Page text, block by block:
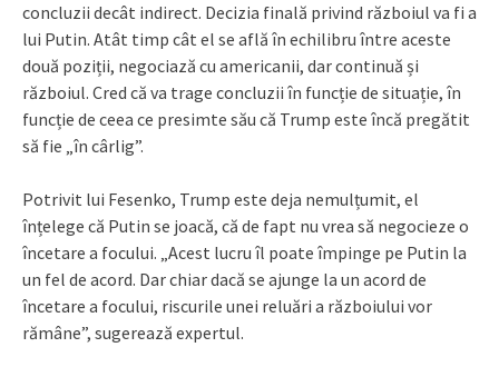
concluzii decât indirect. Decizia finală privind războiul va fi a
lui Putin. Atât timp cât el se află în echilibru între aceste
două poziții, negociază cu americanii, dar continuă și
războiul. Cred că va trage concluzii în funcție de situație, în
funcție de ceea ce presimte său că Trump este încă pregătit
să fie „în cârlig”.
Potrivit lui Fesenko, Trump este deja nemulțumit, el
înțelege că Putin se joacă, că de fapt nu vrea să negocieze o
încetare a focului. „Acest lucru îl poate împinge pe Putin la
un fel de acord. Dar chiar dacă se ajunge la un acord de
încetare a focului, riscurile unei reluări a războiului vor
rămâne”, sugerează expertul.